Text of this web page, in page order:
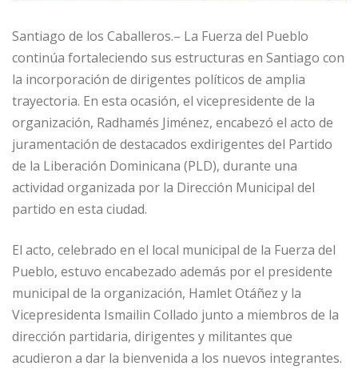
Santiago de los Caballeros.– La Fuerza del Pueblo
continúa fortaleciendo sus estructuras en Santiago con
la incorporación de dirigentes políticos de amplia
trayectoria. En esta ocasión, el vicepresidente de la
organización, Radhamés Jiménez, encabezó el acto de
juramentación de destacados exdirigentes del Partido
de la Liberación Dominicana (PLD), durante una
actividad organizada por la Dirección Municipal del
partido en esta ciudad.
El acto, celebrado en el local municipal de la Fuerza del
Pueblo, estuvo encabezado además por el presidente
municipal de la organización, Hamlet Otáñez y la
Vicepresidenta Ismailin Collado junto a miembros de la
dirección partidaria, dirigentes y militantes que
acudieron a dar la bienvenida a los nuevos integrantes.